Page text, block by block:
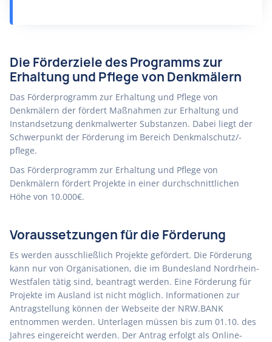
Die Förderziele des Programms zur
Erhaltung und Pflege von Denkmälern
Das Förderprogramm zur Erhaltung und Pflege von
Denkmälern der fördert Maßnahmen zur Erhaltung und
Instandsetzung denkmalwerter Substanzen. Dabei liegt der
Schwerpunkt der Förderung im Bereich Denkmalschutz/-
pflege.
Das Förderprogramm zur Erhaltung und Pflege von
Denkmälern fördert Projekte in einer durchschnittlichen
Höhe von 10.000€.
Voraussetzungen für die Förderung
Es werden ausschließlich Projekte gefördert. Die Förderung
kann nur von Organisationen, die im Bundesland Nordrhein-
Westfalen tätig sind, beantragt werden. Eine Förderung für
Projekte im Ausland ist nicht möglich. Informationen zur
Antragstellung können der Webseite der NRW.BANK
entnommen werden. Unterlagen müssen bis zum 01.10. des
Jahres eingereicht werden. Der Antrag erfolgt als Online-